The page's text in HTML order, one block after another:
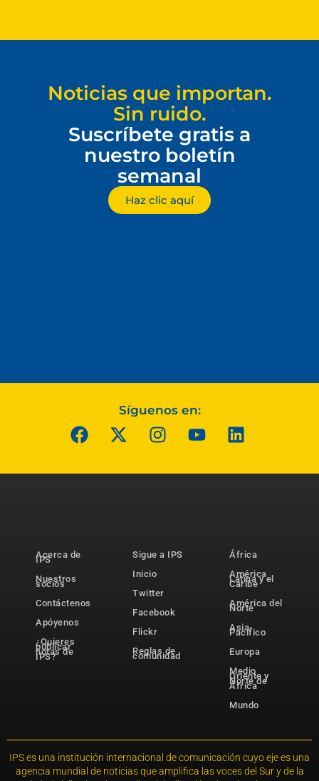
Noticias que importan.
Sin ruido.
Suscríbete gratis a
nuestro boletín
semanal
Haz clic aquí
Síguenos en:
Acerca de
IPS
Nuestros
socios
Contáctenos
Apóyenos
¿Quieres
publicar
notas de
IPS?
Sigue a IPS
Inicio
Twitter
Facebook
Flickr
Reglas de
comunidad
África
América
Latina y el
Caribe
América del
Norte
Asia-
Pacífico
Europa
Medio
Oriente y
Norte de
África
Mundo
IPS es una institución internacional de comunicación cuyo eje es una
agencia mundial de noticias que amplifica las voces del Sur y de la